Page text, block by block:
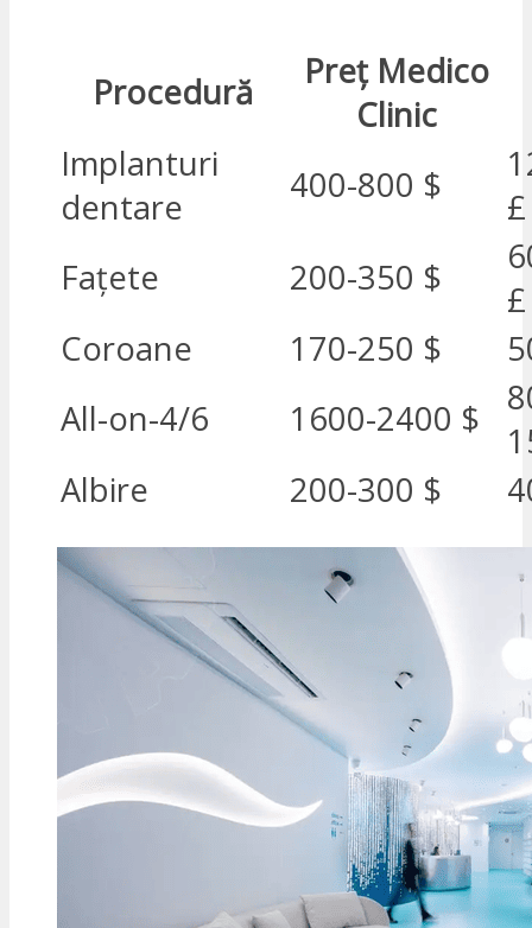
Procedură
Preț Medico
Clinic
Implanturi
dentare
400-800 $
£
Fațete
200-350 $
£
Coroane
170-250 $
All-on-4/6
1600-2400 $
Albire
200-300 $